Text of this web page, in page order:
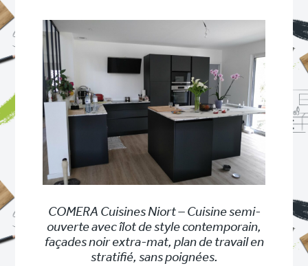
COMERA Cuisines Niort – Cuisine semi-
ouverte avec îlot de style contemporain,
façades noir extra-mat, plan de travail en
stratifié, sans poignées.